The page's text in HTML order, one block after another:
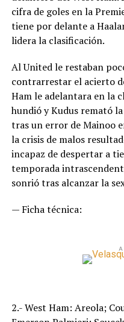
cifra de goles en la
tiene por delante a
lidera la clasificación.
Al United le restaban
contrarrestar el acierto
Ham le adelantara en la
hundió y Kudus remató
tras un error de Mainoo
la crisis de malos
incapaz de despertar a
temporada
sonrió tras alcanzar la
— Ficha técnica:
2.- West Ham: Areola;